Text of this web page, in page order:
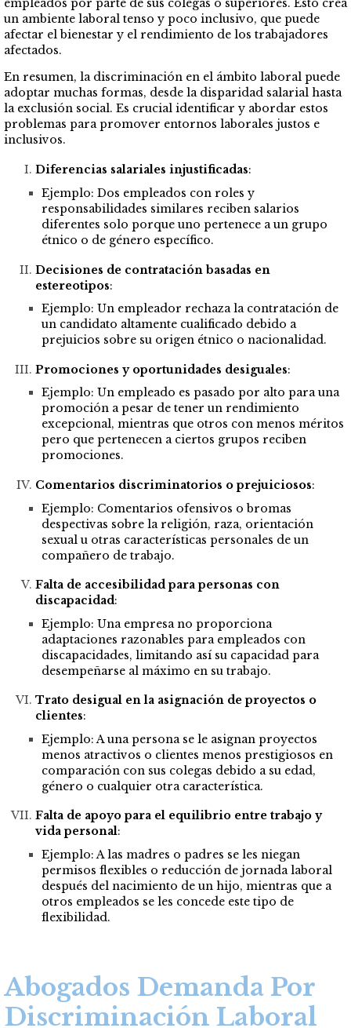
empleados por parte de sus colegas o superiores. Esto crea
un ambiente laboral tenso y poco inclusivo, que puede
afectar el bienestar y el rendimiento de los trabajadores
afectados.
En resumen, la discriminación en el ámbito laboral puede
adoptar muchas formas, desde la disparidad salarial hasta
la exclusión social. Es crucial identificar y abordar estos
problemas para promover entornos laborales justos e
inclusivos.
Diferencias salariales injustificadas:
Ejemplo: Dos empleados con roles y
responsabilidades similares reciben salarios
diferentes solo porque uno pertenece a un grupo
étnico o de género específico.
Decisiones de contratación basadas en
estereotipos:
Ejemplo: Un empleador rechaza la contratación de
un candidato altamente cualificado debido a
prejuicios sobre su origen étnico o nacionalidad.
Promociones y oportunidades desiguales:
Ejemplo: Un empleado es pasado por alto para una
promoción a pesar de tener un rendimiento
excepcional, mientras que otros con menos méritos
pero que pertenecen a ciertos grupos reciben
promociones.
Comentarios discriminatorios o prejuiciosos:
Ejemplo: Comentarios ofensivos o bromas
despectivas sobre la religión, raza, orientación
sexual u otras características personales de un
compañero de trabajo.
Falta de accesibilidad para personas con
discapacidad:
Ejemplo: Una empresa no proporciona
adaptaciones razonables para empleados con
discapacidades, limitando así su capacidad para
desempeñarse al máximo en su trabajo.
Trato desigual en la asignación de proyectos o
clientes:
Ejemplo: A una persona se le asignan proyectos
menos atractivos o clientes menos prestigiosos en
comparación con sus colegas debido a su edad,
género o cualquier otra característica.
Falta de apoyo para el equilibrio entre trabajo y
vida personal:
Ejemplo: A las madres o padres se les niegan
permisos flexibles o reducción de jornada laboral
después del nacimiento de un hijo, mientras que a
otros empleados se les concede este tipo de
flexibilidad.
Abogados Demanda Por
Discriminación Laboral